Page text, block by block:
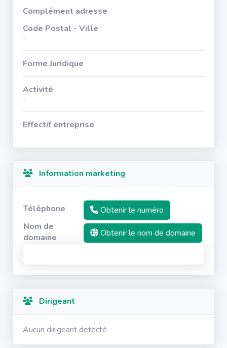
Complément adresse
Code Postal - Ville
-
Forme Juridique
Activité
-
Effectif entreprise
Information marketing
Téléphone
Obtenir le numéro
Nom de
domaine
Obtenir le nom de domaine
Dirigeant
Aucun dirigeant detecté